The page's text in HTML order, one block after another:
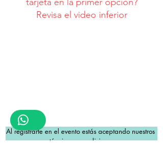
Revisa el video inferior
Al registrarte en el evento estás aceptando nuestros
términos y condiciones